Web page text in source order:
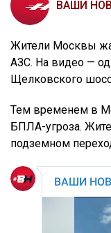
ВАШИ
Жители Москвы
АЗС. На видео —
Щелковского
Тем временем в
БПЛА-угроза.
подземном